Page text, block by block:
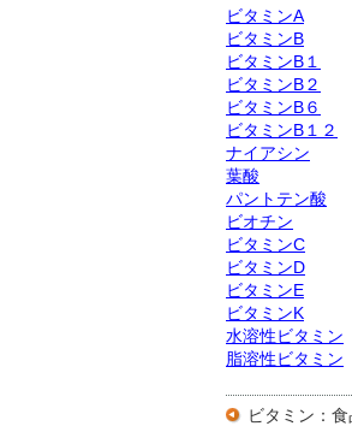
ビタミンA
ビタミンB
ビタミンB１
ビタミンB２
ビタミンB６
ビタミンB１２
ナイアシン
葉酸
パントテン酸
ビオチン
ビタミンC
ビタミンD
ビタミンE
ビタミンK
水溶性ビタミン
脂溶性ビタミン
ビタミン：